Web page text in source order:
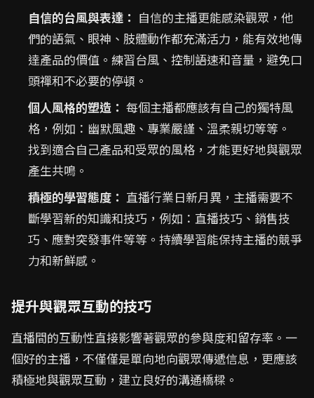
自信的台風與表達： 自信的主播更能感染觀眾，他
們的語氣、眼神、肢體動作都充滿活力，能有效地傳
達產品的價值。練習台風、控制語速和音量，避免口
頭禪和不必要的停頓。
個人風格的塑造： 每個主播都應該有自己的獨特風
格，例如：幽默風趣、專業嚴謹、溫柔親切等等。
找到適合自己產品和受眾的風格，才能更好地與觀眾
產生共鳴。
積極的學習態度： 直播行業日新月異，主播需要不
斷學習新的知識和技巧，例如：直播技巧、銷售技
巧、應對突發事件等等。持續學習能保持主播的競爭
力和新鮮感。
提升與觀眾互動的技巧
直播間的互動性直接影響著觀眾的參與度和留存率。一
個好的主播，不僅僅是單向地向觀眾傳遞信息，更應該
積極地與觀眾互動，建立良好的溝通橋樑。